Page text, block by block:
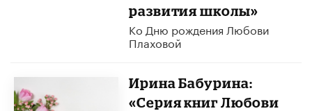
развития школы»
Ко Дню рождения Любови
Плаховой
Ирина Бабурина:
«Серия книг Любови